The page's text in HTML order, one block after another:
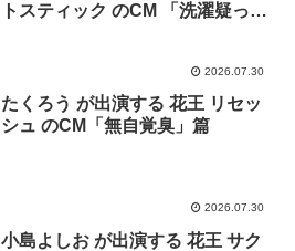
トスティック のCM 「洗濯疑って
2026.07.30
たくろう が出演する 花王 リセッ
シュ のCM「無自覚臭」篇
2026.07.30
小島よしお が出演する 花王 サク